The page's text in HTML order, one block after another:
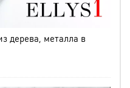
дерева, металла в